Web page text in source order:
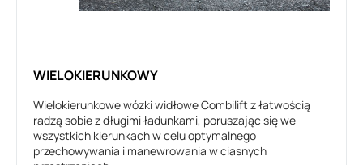
WIELOKIERUNKOWY
Wielokierunkowe wózki widłowe Combilift z łatwością
radzą sobie z długimi ładunkami, poruszając się we
wszystkich kierunkach w celu optymalnego
przechowywania i manewrowania w ciasnych